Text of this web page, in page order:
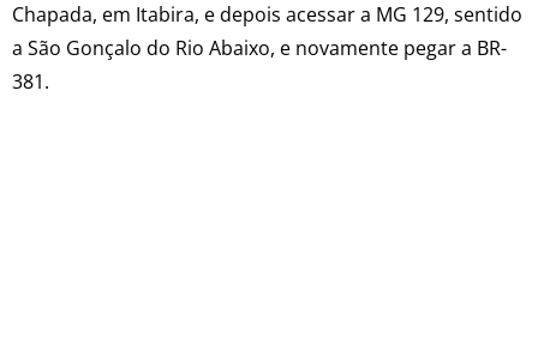
Chapada, em Itabira, e depois acessar a MG 129, sentido
a São Gonçalo do Rio Abaixo, e novamente pegar a BR-
381.